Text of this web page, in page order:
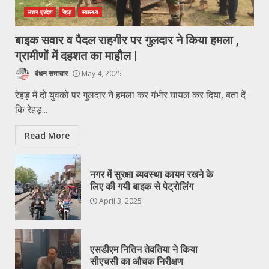
उत्तर प्रदेश रेहड़ स्वास्थ्य
बाइक सवार व पैदल राहगीर पर गुलदार ने किया हमला ,
ग्रामीणों में दहशत का माहौल |
बंधन समाचार May 4, 2025
रेहड़ में दो युवको पर गुलदार ने हमला कर गंभीर घायल कर दिया, बता दें
कि रेहड़...
Read More
नगर में सुरक्षा व्यवस्था कायम रखने के
लिए की गयी बाइक से पेट्रोलिंग
April 3, 2025
एसडीएम नितिन तेवतिया ने किया
सीएचसी का औचक निरीक्षण